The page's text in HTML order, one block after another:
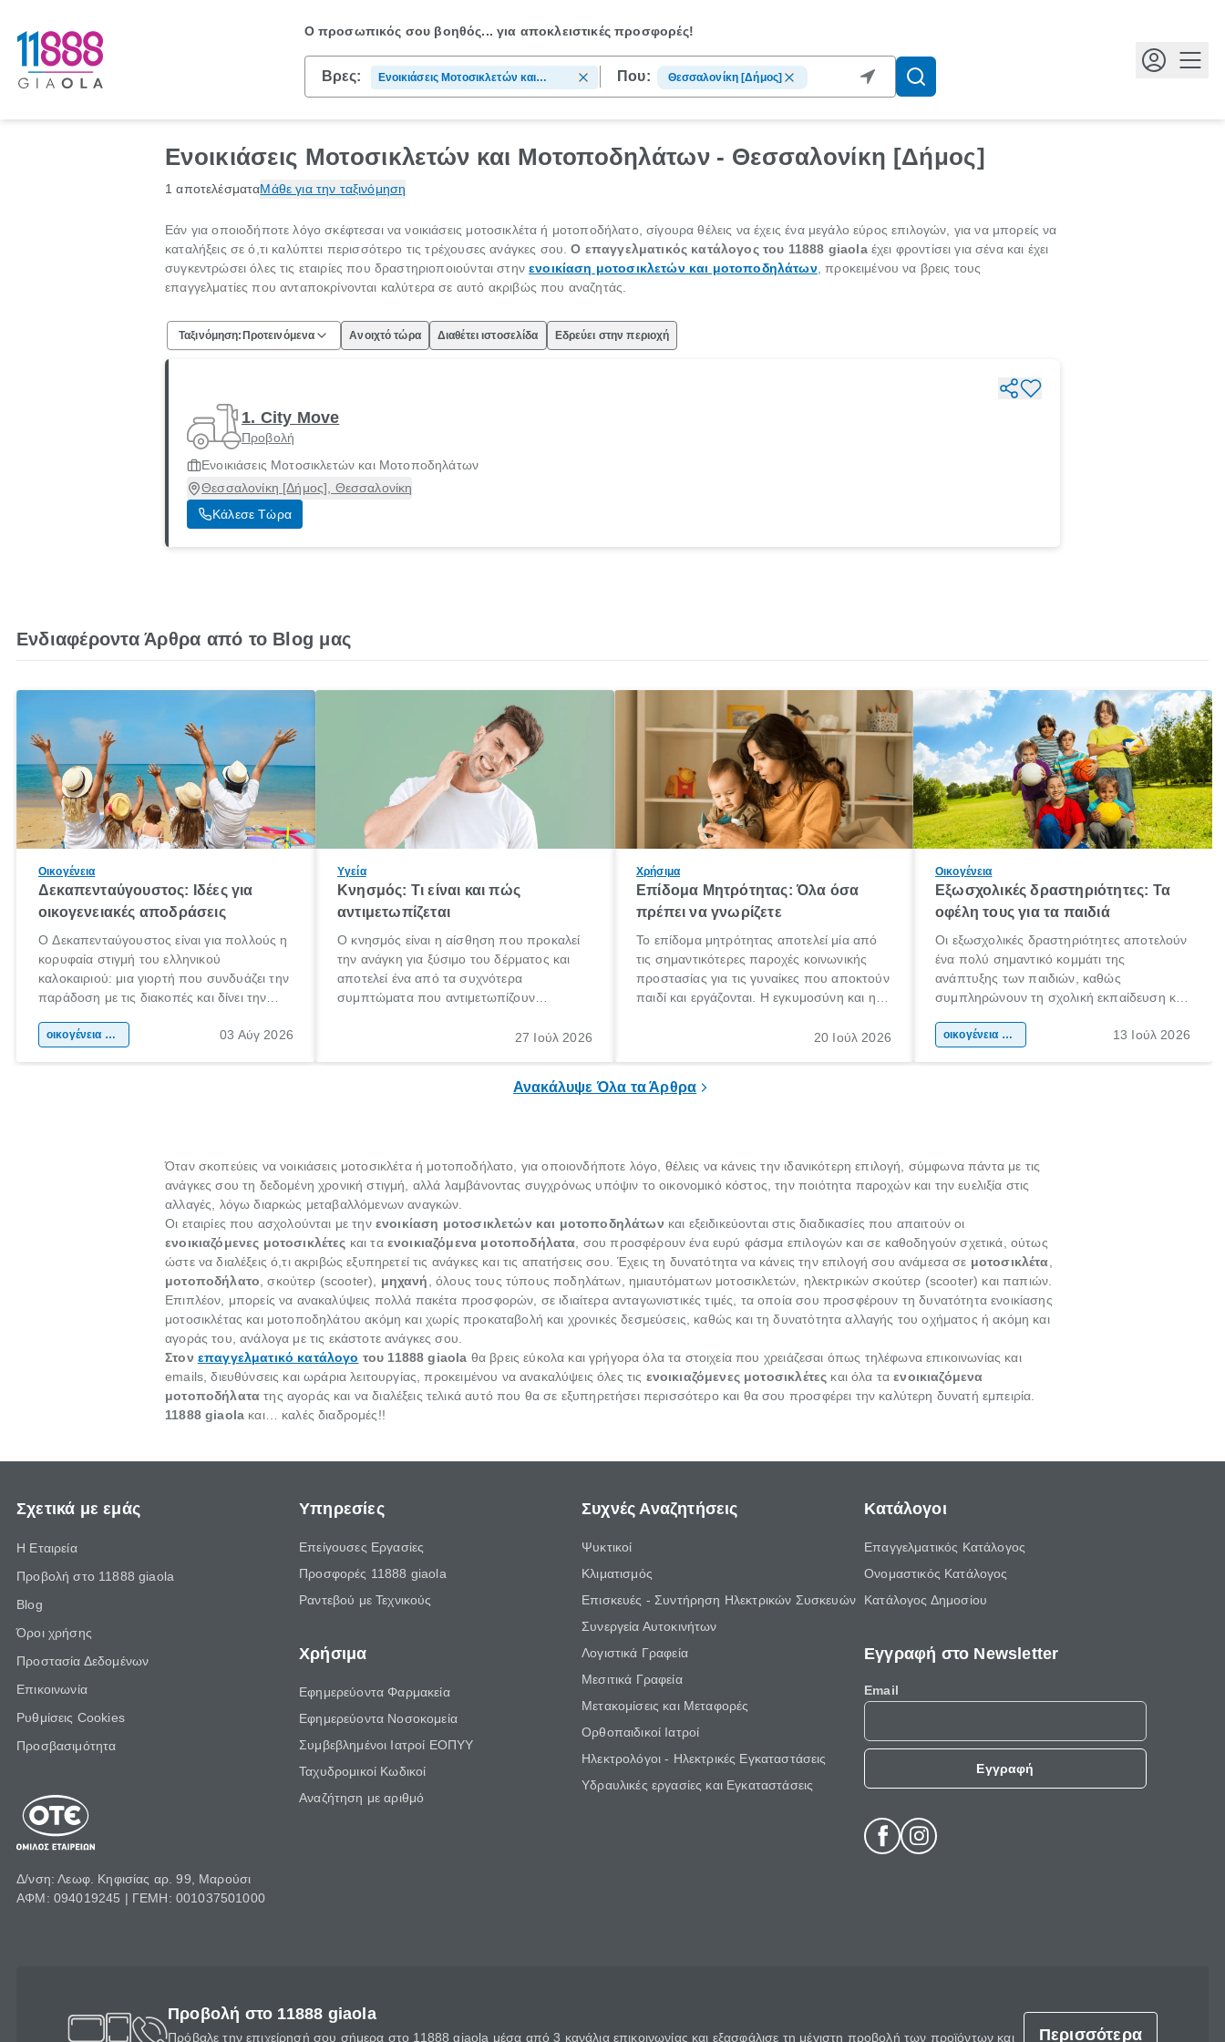
Ο προσωπικός σου βοηθός...για αποκλειστικές προσφορές!
Βρες:
Ενοικιάσεις Μοτοσικλετών και
Μοτοποδηλάτων
Που: Θεσσαλονίκη [Δήμος]
Ενοικιάσεις Μοτοσικλετών και Μοτοποδηλάτων - Θεσσαλονίκη [Δήμος]
1 αποτελέσματαΜάθε για την ταξινόμηση
Εάν για οποιοδήποτε λόγο σκέφτεσαι να νοικιάσεις μοτοσικλέτα ή μοτοποδήλατο, σίγουρα θέλεις να έχεις ένα μεγάλο εύρος επιλογών, για να μπορείς να
καταλήξεις σε ό,τι καλύπτει περισσότερο τις τρέχουσες ανάγκες σου.Ο επαγγελματικός κατάλογος του 11888 giaolaέχει φροντίσει για σένα και έχει
συγκεντρώσει όλες τις εταιρίες που δραστηριοποιούνται στηνενοικίαση μοτοσικλετών και μοτοποδηλάτων, προκειμένου να βρεις τους
επαγγελματίες που ανταποκρίνονται καλύτερα σε αυτό ακριβώς που αναζητάς.
Ταξινόμηση: Προτεινόμενα Ανοιχτό τώρα Διαθέτει ιστοσελίδα Εδρεύει στην περιοχή
1. City Move
Προβολή
Ενοικιάσεις Μοτοσικλετών και Μοτοποδηλάτων
Θεσσαλονίκη [Δήμος], Θεσσαλονίκη
Κάλεσε Τώρα
Ενδιαφέροντα Άρθρα από το Blog μας
Οικογένεια
Δεκαπενταύγουστος: Ιδέες για
οικογενειακές αποδράσεις
Ο Δεκαπενταύγουστος είναι για πολλούς η
κορυφαία στιγμή του ελληνικού
καλοκαιριού: μια γιορτή που συνδυάζει την
παράδοση με τις διακοπές και δίνει την
χώρας. Είτε πρόκειται για λίγες μέρες
οικογένεια & παιδί 03 Αύγ 2026
Υγεία
Κνησμός: Τι είναι και πώς
αντιμετωπίζεται
Ο κνησμός είναι η αίσθηση που προκαλεί
την ανάγκη για ξύσιμο του δέρματος και
αποτελεί ένα από τα συχνότερα
συμπτώματα που αντιμετωπίζουν
πληροφορίες για το «κνησμός τι είναι»,
27 Ιούλ 2026
Χρήσιμα
Επίδομα Μητρότητας: Όλα όσα
πρέπει να γνωρίζετε
Το επίδομα μητρότητας αποτελεί μία από
τις σημαντικότερες παροχές κοινωνικής
προστασίας για τις γυναίκες που αποκτούν
παιδί και εργάζονται. Η εγκυμοσύνη και η
σημαντική περίοδος στη ζωή κάθε20 Ιούλ 2026
Οικογένεια
Εξωσχολικές δραστηριότητες: Τα
οφέλη τους για τα παιδιά
Οι εξωσχολικές δραστηριότητες αποτελούν
ένα πολύ σημαντικό κομμάτι της
ανάπτυξης των παιδιών, καθώς
συμπληρώνουν τη σχολική εκπαίδευση και
της προσωπικότητας, της κοινωνικότητας
οικογένεια & παιδί 13 Ιούλ 2026
Ανακάλυψε Όλα τα Άρθρα
Όταν σκοπεύεις να νοικιάσεις μοτοσικλέτα ή μοτοποδήλατο, για οποιονδήποτε λόγο, θέλεις να κάνεις την ιδανικότερη επιλογή, σύμφωνα πάντα με τις
ανάγκες σου τη δεδομένη χρονική στιγμή, αλλά λαμβάνοντας συγχρόνως υπόψιν το οικονομικό κόστος, την ποιότητα παροχών και την ευελιξία στις
αλλαγές, λόγω διαρκώς μεταβαλλόμενων αναγκών.
Οι εταιρίες που ασχολούνται με την ενοικίαση μοτοσικλετών και μοτοποδηλάτων και εξειδικεύονται στις διαδικασίες που απαιτούν οι
ενοικιαζόμενες μοτοσικλέτες και τα ενοικιαζόμενα μοτοποδήλατα , σου προσφέρουν ένα ευρύ φάσμα επιλογών και σε καθοδηγούν σχετικά, ούτως
ώστε να διαλέξεις ό,τι ακριβώς εξυπηρετεί τις ανάγκες και τις απατήσεις σου. Έχεις τη δυνατότητα να κάνεις την επιλογή σου ανάμεσα σε μοτοσικλέτα
μοτοποδήλατο , σκούτερ (scooter), μηχανή
, όλους τους τύπους ποδηλάτων, ημιαυτόματων μοτοσικλετών, ηλεκτρικών σκούτερ (scooter) και παπιών.
Επιπλέον, μπορείς να ανακαλύψεις πολλά πακέτα προσφορών, σε ιδιαίτερα ανταγωνιστικές τιμές, τα οποία σου προσφέρουν τη δυνατότητα ενοικίασης
μοτοσικλέτας και μοτοποδηλάτου ακόμη και χωρίς προκαταβολή και χρονικές δεσμεύσεις, καθώς και τη δυνατότητα αλλαγής του οχήματος ή ακόμη και
αγοράς του, ανάλογα με τις εκάστοτε ανάγκες σου.
Στον επαγγελματικό κατάλογο του 11888 giaola θα βρεις εύκολα και γρήγορα όλα τα στοιχεία που χρειάζεσαι όπως τηλέφωνα επικοινωνίας και
emails, διευθύνσεις και ωράρια λειτουργίας, προκειμένου να ανακαλύψεις όλες τις ενοικιαζόμενες μοτοσικλέτες και όλα τα ενοικιαζόμενα
μοτοποδήλατα της αγοράς και να διαλέξεις τελικά αυτό που θα σε εξυπηρετήσει περισσότερο και θα σου προσφέρει την καλύτερη δυνατή εμπειρία.
11888 giaola και… καλές διαδρομές!!
Σχετικά με εμάς
Η Εταιρεία
Προβολή στο 11888 giaola
Blog
Όροι χρήσης
Προστασία Δεδομένων
Επικοινωνία
Ρυθμίσεις Cookies
Προσβασιμότητα
Δ/νση: Λεωφ. Κηφισίας αρ. 99, Μαρούσι
ΑΦΜ: 094019245 | ΓΕΜΗ: 001037501000
Υπηρεσίες
Επείγουσες Εργασίες
Προσφορές 11888 giaola
Ραντεβού με Τεχνικούς
Χρήσιμα
Εφημερεύοντα Φαρμακεία
Εφημερεύοντα Νοσοκομεία
Συμβεβλημένοι Ιατροί ΕΟΠΥΥ
Ταχυδρομικοί Κωδικοί
Αναζήτηση με αριθμό
Συχνές Αναζητήσεις
Ψυκτικοί
Κλιματισμός
Επισκευές - Συντήρηση Ηλεκτρικών Συσκευών
Συνεργεία Αυτοκινήτων
Λογιστικά Γραφεία
Μεσιτικά Γραφεία
Μετακομίσεις και Μεταφορές
Ορθοπαιδικοί Ιατροί
Ηλεκτρολόγοι - Ηλεκτρικές Εγκαταστάσεις
Υδραυλικές εργασίες και Εγκαταστάσεις
Κατάλογοι
Επαγγελματικός Κατάλογος
Ονομαστικός Κατάλογος
Κατάλογος Δημοσίου
Εγγραφή στο Newsletter
Email
Εγγραφή
Προβολή στο 11888 giaola
Πρόβαλε την επιχείρησή σου σήμερα στο 11888 giaola μέσα από 3 κανάλια επικοινωνίας και εξασφάλισε τη μέγιστη προβολή των προϊόντων και Περισσότερα